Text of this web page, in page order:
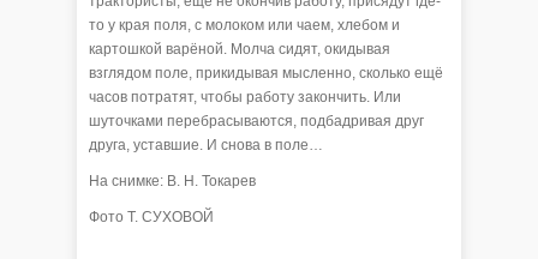
то у края поля, с молоком или чаем, хлебом и
картошкой варёной. Молча сидят, окидывая
взглядом поле, прикидывая мысленно, сколько ещё
часов потратят, чтобы работу закончить. Или
шуточками перебрасываются, подбадривая друг
друга, уставшие. И снова в поле…
На снимке: В. Н. Токарев
Фото Т. СУХОВОЙ